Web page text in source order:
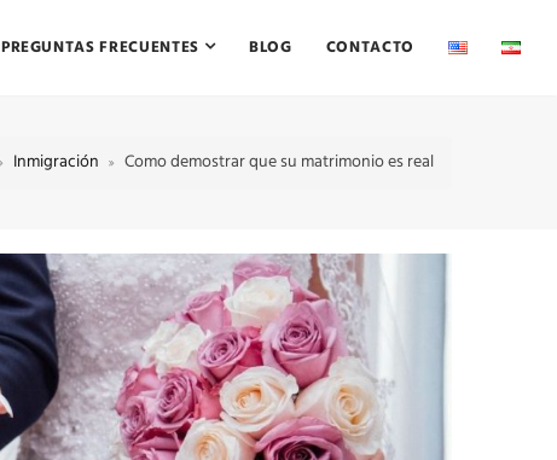
PREGUNTAS FRECUENTES BLOG CONTACTO
Inmigración Como demostrar que su matrimonio es real